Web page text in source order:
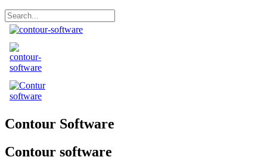
Contour Software
Contour software